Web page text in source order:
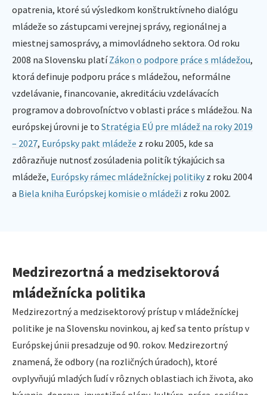
opatrenia, ktoré sú výsledkom konštruktívneho dialógu
mládeže so zástupcami verejnej správy, regionálnej a
miestnej samosprávy, a mimovládneho sektora. Od roku
2008 na Slovensku platíZákon o podpore práce s mládežou,
ktorá definuje podporu práce s mládežou, neformálne
vzdelávanie, financovanie, akreditáciu vzdelávacích
programov a dobrovoľníctvo v oblasti práce s mládežou. Na
európskej úrovni je to Stratégia EÚ pre mládež na roky 2019
– 2027, Európsky pakt mládeže z roku 2005, kde sa
zdôrazňuje nutnosť zosúladenia politík týkajúcich sa
mládeže, Európsky rámec mládežníckej politiky z roku 2004
a Biela kniha Európskej komisie o mládeži z roku 2002.
Medzirezortná a medzisektorová
mládežnícka politika
Medzirezortný a medzisektorový prístup v mládežníckej
politike je na Slovensku novinkou, aj keď sa tento prístup v
Európskej únii presadzuje od 90. rokov. Medzirezortný
znamená, že odbory (na rozličných úradoch), ktoré
ovplyvňujú mladých ľudí v rôznych oblastiach ich života, ako